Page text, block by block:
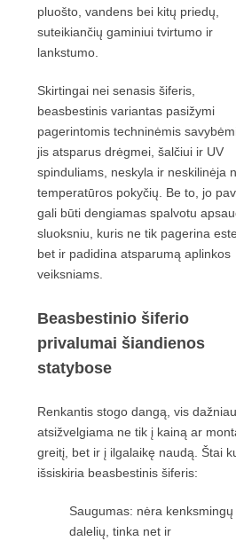
pluošto, vandens bei kitų priedų,
suteikiančių gaminiui tvirtumo ir
lankstumo.
Skirtingai nei senasis šiferis,
beasbestinis variantas pasižymi
pagerintomis techninėmis
jis atsparus drėgmei, šalčiui ir UV
spinduliams, neskyla ir neskilinėja
temperatūros pokyčių. Be to, jo
gali būti dengiamas spalvotu
sluoksniu, kuris ne tik pagerina
bet ir padidina atsparumą aplinkos
veiksniams.
Beasbestinio šiferio
privalumai šiandienos
statybose
Renkantis stogo dangą, vis dažniau
atsižvelgiama ne tik į kainą ar
greitį, bet ir į ilgalaikę naudą. Štai
išsiskiria beasbestinis šiferis:
Saugumas: nėra kenksmingų
dalelių, tinka net ir